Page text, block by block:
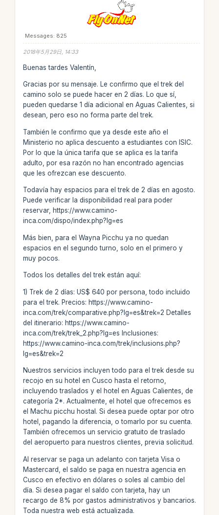
Messages: 825
2018年5月29日, 14:33
Buenas tardes Valentín,
Gracias por su mensaje. Le confirmo que el trek del
camino solo se puede hacer en 2 días. Lo que sí,
pueden quedarse 1 día adicional en Aguas Calientes, si
desean, pero eso no forma parte del trek.
También le confirmo que ya desde este año el
Ministerio no aplica descuento a estudiantes con ISIC.
Por lo que la única tarifa que se aplica es la tarifa
adulto, por esa razón no han encontrado agencias
que les ofrezcan ese descuento.
Todavía hay espacios para el trek de 2 días en agosto.
Puede verificar la disponibilidad real para poder
reservar, https://www.camino-
inca.com/dispo/index.php?lg=es
Más bien, para el Wayna Picchu ya no quedan
espacios en el segundo turno, solo en el primero y
muy pocos.
Todos los detalles del trek están aquí:
1) Trek de 2 días: US$ 640 por persona, todo incluido
para el trek. Precios: https://www.camino-
inca.com/trek/comparative.php?lg=es&trek=2 Detalles
del itinerario: https://www.camino-
inca.com/trek/trek_2.php?lg=es Inclusiones:
https://www.camino-inca.com/trek/inclusions.php?
lg=es&trek=2
Nuestros servicios incluyen todo para el trek desde su
recojo en su hotel en Cusco hasta el retorno,
incluyendo traslados y el hotel en Aguas Calientes, de
categoría 2*. Actualmente, el hotel que ofrecemos es
el Machu picchu hostal. Si desea puede optar por otro
hotel, pagando la diferencia, o tomarlo por su cuenta.
También ofrecemos un servicio gratuito de traslado
del aeropuerto para nuestros clientes, previa solicitud.
Al reservar se paga un adelanto con tarjeta Visa o
Mastercard, el saldo se paga en nuestra agencia en
Cusco en efectivo en dólares o soles al cambio del
día. Si desea pagar el saldo con tarjeta, hay un
recargo de 8% por gastos administrativos y bancarios.
Toda nuestra web está actualizada.